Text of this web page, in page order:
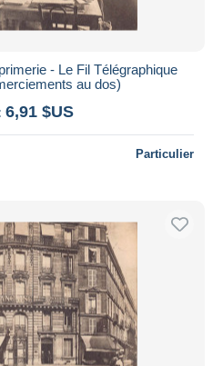
- Le Fil Télégraphique
au dos)
6,91 $US
Particulier